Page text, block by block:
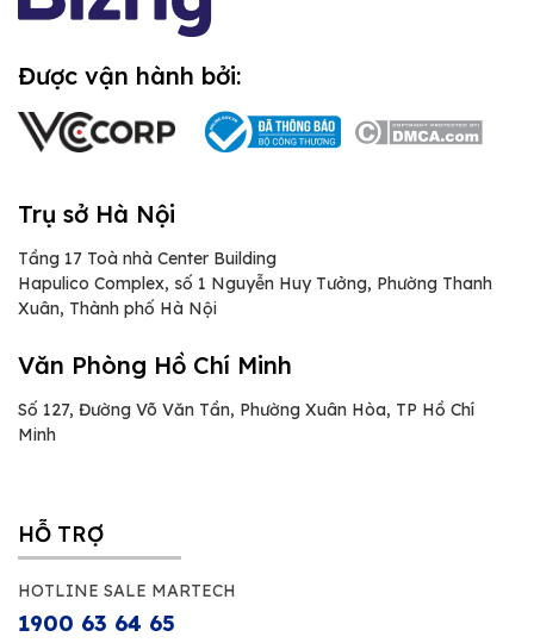
Được vận hành bởi:
Trụ sở Hà Nội
Tầng 17 Toà nhà Center Building
Hapulico Complex, số 1 Nguyễn Huy Tưởng, Phường Thanh
Xuân, Thành phố Hà Nội
Văn Phòng Hồ Chí Minh
Số 127, Đường Võ Văn Tần, Phường Xuân Hòa, TP Hồ Chí
Minh
HỖ TRỢ
HOTLINE SALE MARTECH
1900 63 64 65